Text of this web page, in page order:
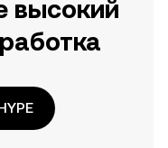
высокий